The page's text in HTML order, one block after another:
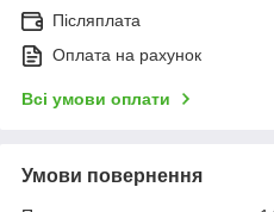
Післяплата
Оплата на рахунок
Всі умови оплати
Умови повернення